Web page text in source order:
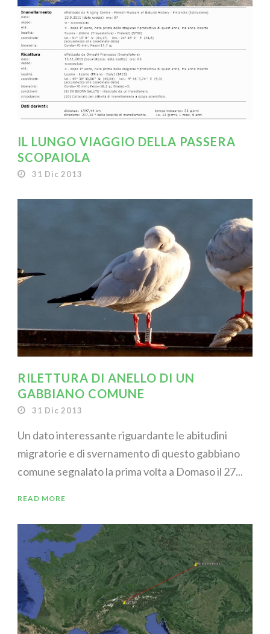
IL LUNGO VIAGGIO DELLA PASSERA
SCOPAIOLA
31 Dic 2013
RILETTURA DI ANELLO DI UN
GABBIANO COMUNE
31 Dic 2013
Un dato interessante riguardante le abitudini
migratorie e di svernamento di questo gabbiano
comune segnalato la prima volta a Domaso il 27...
READ MORE